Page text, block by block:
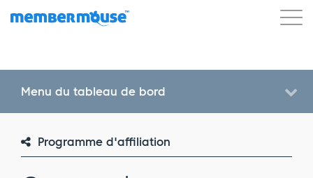
Commencer
Menu du tableau de bord
Programme d'affiliation